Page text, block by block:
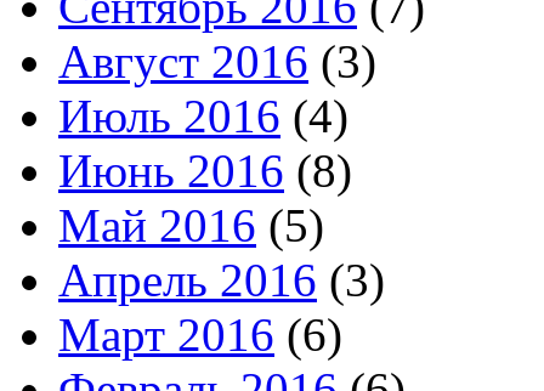
Август 2016 (3)
Июль 2016 (4)
Июнь 2016 (8)
Май 2016 (5)
Апрель 2016 (3)
Март 2016 (6)